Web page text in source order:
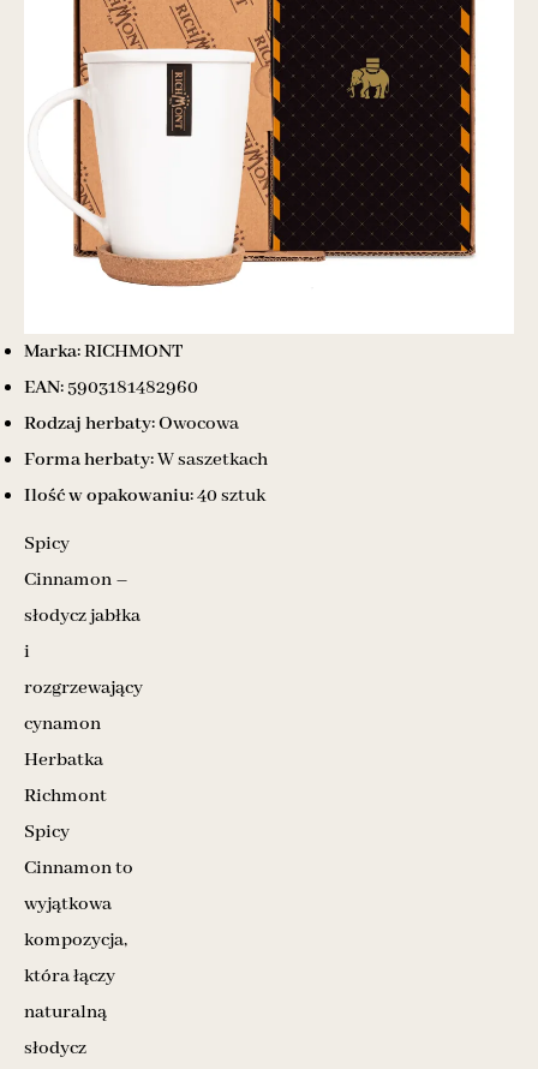
Marka:RICHMONT
EAN:5903181482960
Rodzaj herbaty:Owocowa
Forma herbaty:W saszetkach
Ilość w opakowaniu:40 sztuk
Spicy
Cinnamon –
słodycz jabłka
i
rozgrzewający
cynamon
Herbatka
Richmont
Spicy
Cinnamon to
wyjątkowa
kompozycja,
która łączy
naturalną
słodycz